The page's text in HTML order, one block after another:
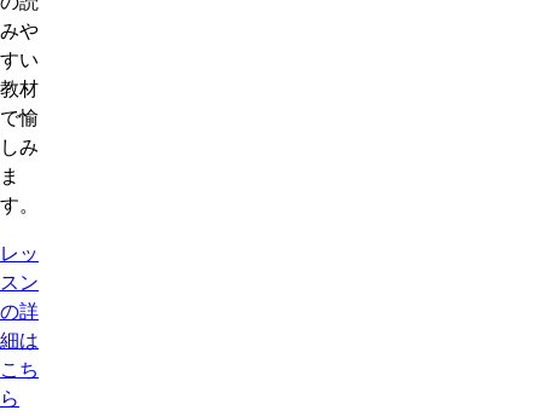
みや
すい
教材
で愉
しみ
ま
す。
レッ
スン
の詳
細は
こち
ら